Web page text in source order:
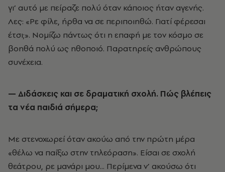
γι’ αυτό με πείραζε πολύ όταν κάποιος ήταν αγενής.
Λες: «Ρε φίλε, ήρθα να σε περιποιηθώ. Γιατί φέρεσαι
έτσι;». Νομίζω πάντως ότι η επαφή με τον κόσμο σε
βοηθά πολύ ως ηθοποιό. Παρατηρείς ανθρώπους
συνέχεια.
— Διδάσκεις και σε δραματική σχολή. Πώς βλέπεις
τα νέα παιδιά σήμερα;
Με στενοχωρεί όταν ακούω από την πρώτη μέρα
«θέλω να παίξω στην τηλεόραση». Είσαι σε σχολή
θεάτρου, ρε μανάρι μου... Περίμενα ν’ ακούσω ότι